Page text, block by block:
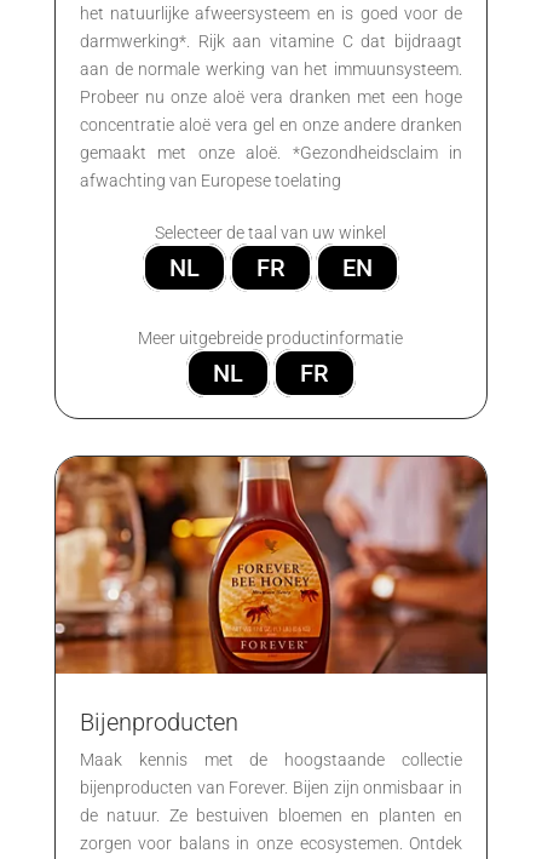
het natuurlijke afweersysteem en is goed voor de
darmwerking*. Rijk aan vitamine C dat bijdraagt
aan de normale werking van het immuunsysteem.
Probeer nu onze aloë vera dranken met een hoge
concentratie aloë vera gel en onze andere dranken
gemaakt met onze aloë. *Gezondheidsclaim in
afwachting van Europese toelating
Selecteer de taal van uw winkel
NL FR EN
Meer uitgebreide productinformatie
NL FR
Bijenproducten
Maak kennis met de hoogstaande collectie
bijenproducten van Forever. Bijen zijn onmisbaar in
de natuur. Ze bestuiven bloemen en planten en
zorgen voor balans in onze ecosystemen. Ontdek